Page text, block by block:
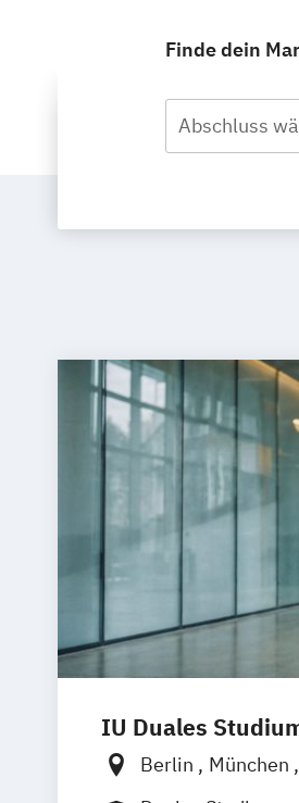
Finde dein
Abschluss
IU Duales
Berlin München
Düsseldorf